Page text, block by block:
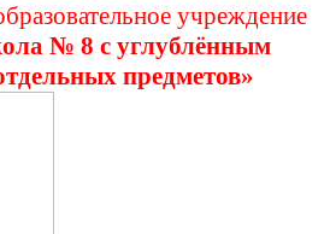
учреждение
№ 8 с углублённым
предметов»